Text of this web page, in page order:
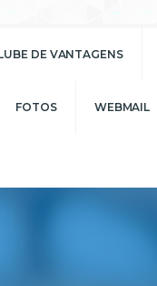
DE VANTAGENS
FOTOS WEBMAIL